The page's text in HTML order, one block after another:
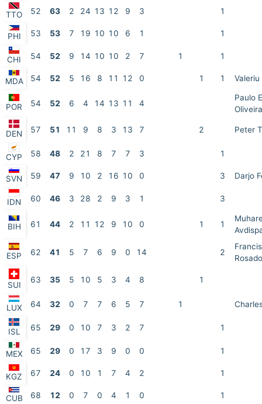
TTO 52 63 2 24 13 12 9 3 1
PHI 53 53 7 19 10 10 6 1 1
CHI 54 52 9 14 10 10 2 7 1 1
MDA 54 52 5 16 8 11 12 0 1 1 Valeriu
POR 54 52 6 4 14 13 11 4
Paulo
Oliveira
DEN 57 51 11 9 8 3 13 7 2 Peter
CYP 58 48 2 21 8 7 7 3 1
SVN 59 47 9 10 2 16 10 0 3 Darjo
IDN 60 46 3 28 2 9 3 1 3
BIH 61 44 2 11 12 9 10 0 1 1
ESP 62 41 5 7 6 9 0 14 2
Rosado
SUI
63 35 5 10 5 3 4 8 1
LUX 64 32 0 7 7 6 5 7 1
ISL 65 29 0 10 7 3 2 7 1
MEX 65 29 0 17 3 9 0 0 1
KGZ 67 24 0 10 1 7 4 2 1
CUB 68 12 0 7 0 4 1 0 1